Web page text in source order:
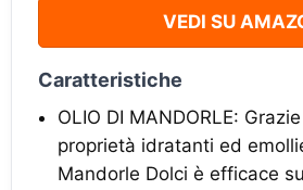
VEDI SU
Caratteristiche
OLIO DI MANDORLE:
proprietà idratanti ed
Mandorle Dolci è efficace